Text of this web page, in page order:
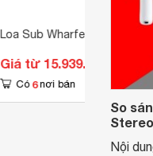
Loa Sub Wharfedale SW15
Giá từ 15.939.000 đ
Có 6 nơi bán
So
Nội